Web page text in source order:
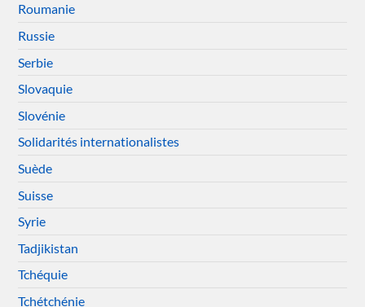
Roumanie
Russie
Serbie
Slovaquie
Slovénie
Solidarités internationalistes
Suède
Suisse
Syrie
Tadjikistan
Tchéquie
Tchétchénie